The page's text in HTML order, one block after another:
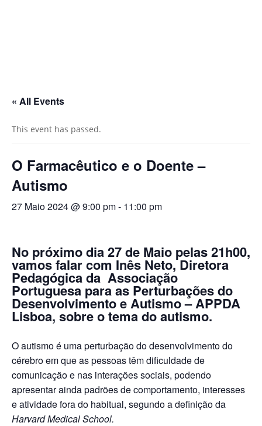
« All Events
This event has passed.
O Farmacêutico e o Doente –
Autismo
27 Maio 2024 @ 9:00 pm- 11:00 pm
No próximo dia 27 de Maio pelas 21h00,
vamos falar com Inês Neto, Diretora
Pedagógica da Associação
Portuguesa para as Perturbações do
Desenvolvimento e Autismo – APPDA
Lisboa, sobre o tema do autismo.
O autismo é uma perturbação do desenvolvimento do
cérebro em que as pessoas têm dificuldade de
comunicação e nas interações sociais, podendo
apresentar ainda padrões de comportamento, interesses
e atividade fora do habitual, segundo a definição da
Harvard Medical School.